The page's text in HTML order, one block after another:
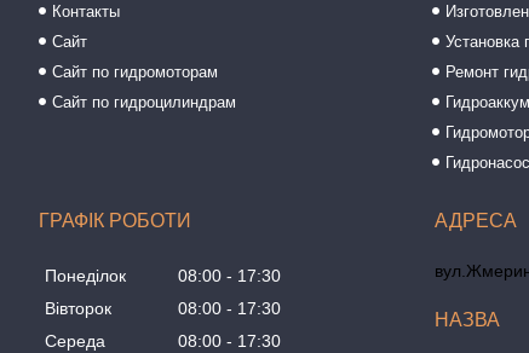
Контакты
Сайт
Сайт по гидромоторам
Сайт по гидроцилиндрам
Установка
Ремонт
ГРАФІК РОБОТИ
Понеділок 08:00
17:30
Вівторок
08:00
17:30
Середа
08:00
17:30